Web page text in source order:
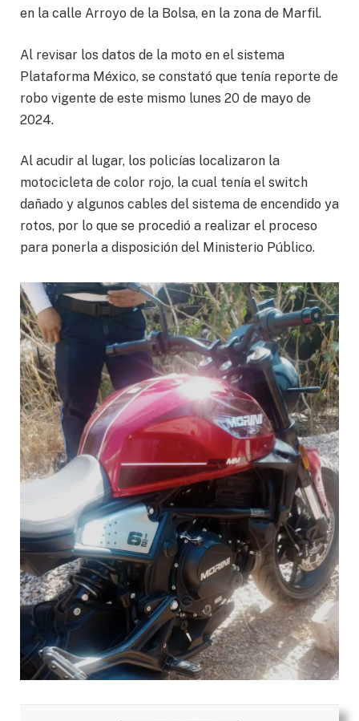
en la calle Arroyo de la Bolsa, en la zona de Marfil.
Al revisar los datos de la moto en el sistema
Plataforma México, se constató que tenía reporte de
robo vigente de este mismo lunes 20 de mayo de
2024.
Al acudir al lugar, los policías localizaron la
motocicleta de color rojo, la cual tenía el switch
dañado y algunos cables del sistema de encendido ya
rotos, por lo que se procedió a realizar el proceso
para ponerla a disposición del Ministerio Público.